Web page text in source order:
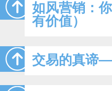
如风营销：
有价值）
交易的真谛